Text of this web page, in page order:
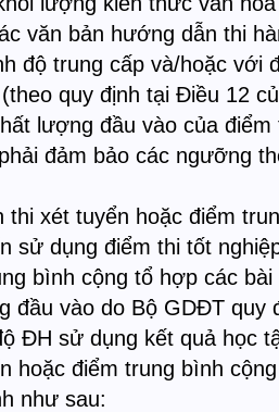
văn bản hướng dẫn thi
độ trung cấp và/hoặc với
quy định tại Điều 12
lượng đầu vào của điểm
đảm bảo các ngưỡng
thi xét tuyển hoặc điểm
sử dụng điểm thi tốt
bình cộng tổ hợp các
đầu vào do Bộ GDĐT quy
ĐH sử dụng kết quả học
hoặc điểm trung bình
như sau: